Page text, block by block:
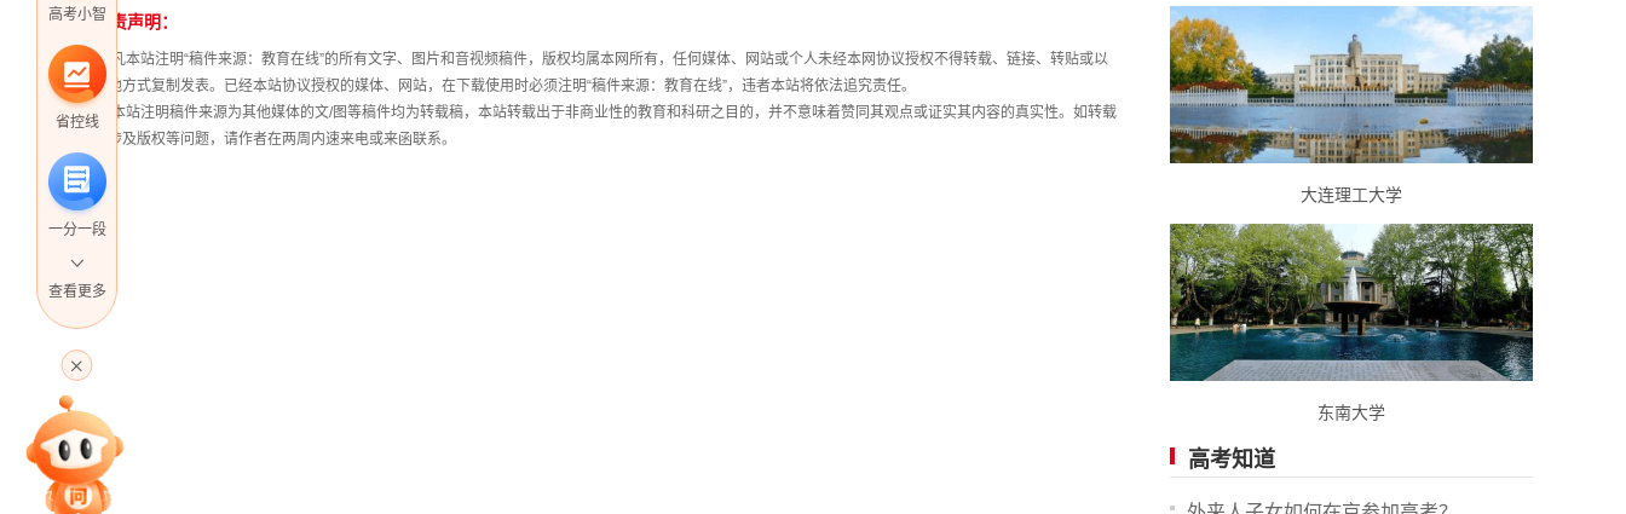
高考小智
省控线
一分一段
专家指导课
查看更多
站
长
统
计
免责声明：
① 凡本站注明“稿件来源：教育在线”的所有文字、图片和音视频稿件，版权均属本网所有，任何媒体、网站或个人未经本网协议授权不得转载、链接、转贴或以
其他方式复制发表。已经本站协议授权的媒体、网站，在下载使用时必须注明“稿件来源：教育在线”，违者本站将依法追究责任。
② 本站注明稿件来源为其他媒体的文/图等稿件均为转载稿，本站转载出于非商业性的教育和科研之目的，并不意味着赞同其观点或证实其内容的真实性。如转载
稿涉及版权等问题，请作者在两周内速来电或来函联系。
大连理工大学
东南大学
高考知道